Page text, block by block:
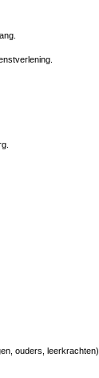
ouders, leerkrachten).